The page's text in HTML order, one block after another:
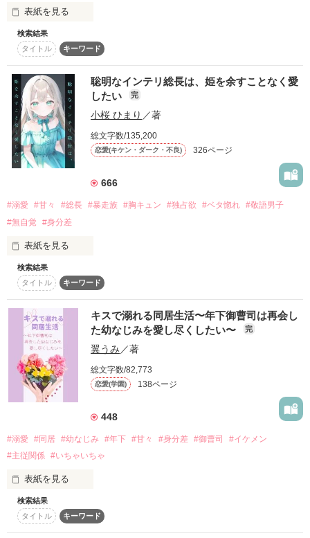
（※ウェブ版推奨）
作品を読む
《表紙公開日》
2023.09.04
《執筆期間》
2023.10.04 〜 2024.01.05
‎◯● 書籍化決定‎ ●◯
野いちごジュニア文庫より文庫化
▷▷2024.5.20発売
書籍はジュニア向けに改編、
より読みやすくなっています。
書籍化に伴い、改題しました。
原題『ケダモノたちのお姫さま』
作品を読む
親に捨てられたシンデレラ
中町 由瑠
×
来るもの拒まずなクズ男
千茅 藍
＊*ﾟ ゜ﾟ*＊*ﾟ ゜ﾟ*＊*ﾟ ゜ﾟ*＊*ﾟ ゜ﾟ*＊
「由瑠の肌、甘くて柔らかくて
うっかり溺れそうになる」
……なんて。
貴方はだれでもいいくせに
＊
「これ以上触れられたら、壊れちゃう……っ」
「壊れてよ。俺は由瑠を壊したい」
これは本能？
𓆸𓆸𓆸
にっこりと綺麗な弧を描いた妖艶な唇。
突き刺さる氷河よりも冷たく冷酷無慈悲な、感情の読めない漆
黒の瞳。
それは、逸らしたくても逸らせない甘いあまい罠。
誰も愛さない。誰も愛せない。
だけど、誰よりも他人の温かさを求めている。
本物の愛に飢えた皇帝は、今日も無気力にこの世を生きる。
꧁——————————꧂
15代目・霜蘭花派皇帝
飛鳥馬 麗仁
-あすま りと-
꧁——————————꧂
「わたし、本物の愛をくれる人でなきゃ、満足出来ません」
「……へぇ？そんなこと、お前ごときが言っていいとでも思っ
てんの？」
ナイフのように冷たい視線と、愛のない口調。
「おれはもう、お前しか見てねーんだけど」
表紙を見る
目が覚めたら、自分の隣に知らない男が眠っていた。
朝の鍛錬が迫っていて置いていったが……
鍛錬後の業務中に遭遇、彼はあの近衛騎士団長だと判明した。
「あの、本当に、何でもしますのでクビだけは……」
「そうだな……黙ってはおいてやろう。だが、何でもするとい
う言葉は言わないほうがいい」
甘い言葉をささやく近衛騎士団長に翻弄されるテレシアの恋物
┈┈┈┈┈┈┈ ❁ ❁ ❁ ┈┈┈┈┈┈┈┈
悪魔の近衛騎士団長
リアム・ロドリエス
×
騎士団員の男爵令嬢
テレシア・マーフィス
検索結果
タイトル
キーワード
聡明なインテリ総長は、姫を余すことなく愛
したい
完
小桜 ひまり ／著
総文字数/135,200
恋愛(キケン・ダーク・不良) 326ページ
666
#溺愛 #甘々 #総長 #暴走族 #胸キュン #独占欲 #ベタ惚れ #敬語男子
#無自覚
#身分差
表紙を見る
みなさんは“暴走族”って言ったら
どんなイメージを思い浮かべますか？
野蛮で乱暴で口が悪くって、人を簡単に傷つける
私はてっきり、そんな人ばかり思ってたんだけど…
｢こんなに可愛らしい人を放っておく人間が、
この世にいるわけないでしょう？
俺のそばにいてください。
死んでも守り抜きますよ｣
検索結果
タイトル
キーワード
キスで溺れる同居生活〜年下御曹司は再会し
た幼なじみを愛し尽くしたい〜
完
翼うみ ／著
総文字数/82,773
恋愛(学園) 138ページ
448
#溺愛 #同居 #幼なじみ #年下 #甘々 #身分差 #御曹司
#イケメン
#主従関係 #いちゃいちゃ
表紙を見る
「つづ、俺のお世話してよ」
検索結果
タイトル
キーワード